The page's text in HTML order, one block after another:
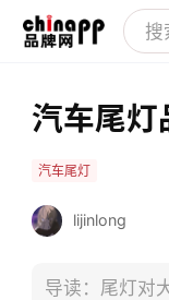
汽车尾灯
汽车尾灯
lijinlong
导读：​尾灯对